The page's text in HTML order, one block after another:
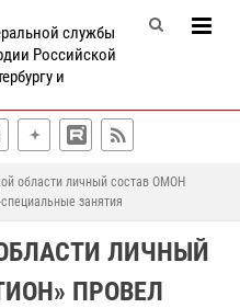
службы
Российской
и
области личный состав ОМОН
занятия
ЛИЧНЫЙ
ПРОВЕЛ